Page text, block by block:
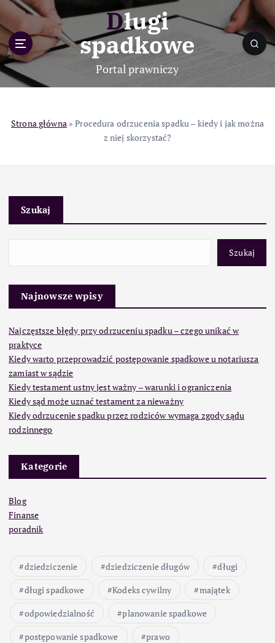
p
o
c
Długi
spadkowe
Portal prawniczy
Strona główna»Procedura odrzucenia spadku – kiedy i jak można
z niej skorzystać?
Szukaj
Szukaj
Najnowsze wpisy
Najczęstsze błędy przy odrzuceniu spadku – czego unikać w
praktyce
Kiedy warto przeprowadzić postępowanie spadkowe u notariusza
zamiast w sądzie
Kiedy testament ustny jest ważny – warunki i ograniczenia
Kiedy sąd może uznać testament za nieważny
Kiedy odrzucenie spadku przez rodziców wymaga zgody sądu
rodzinnego
Kategorie
Blog
Finanse
poradnik
dziedziczenie dziedziczenie długów
długi
długi spadkowe
Kodeks cywilny
majątek
odpowiedzialność
planowanie spadkowe
postępowanie spadkowe
prawo